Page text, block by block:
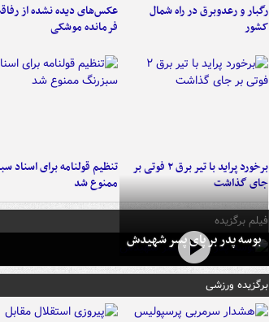
رگبار و رعدوبرق در راه شمال
کشور
عکس‌های دیده نشده از
فرمانده‌ موشکی
برخورد پراید با تیر برق ۲ فوتی بر
جای گذاشت
تنظیم قولنامه برای اسناد
ممنوع شد
فیلم برگزیده
بوسه‌ پدر بر پای پسر شهیدش
برگزیده ورزشی